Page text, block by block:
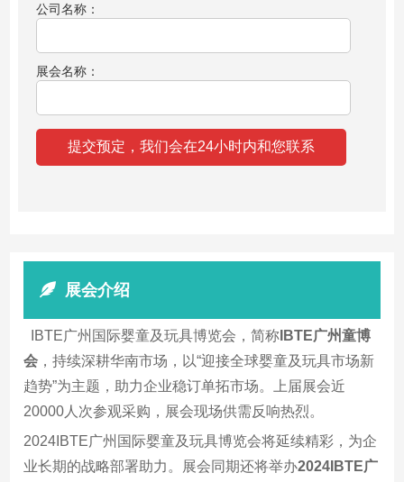
公司名称：
展会名称：
展会介绍
IBTE广州国际婴童及玩具博览会，简称 IBTE广州童博
会 ，持续深耕华南市场，以“迎接全球婴童及玩具市场新
趋势”为主题，助力企业稳订单拓市场。上届展会近
20000人次参观采购，展会现场供需反响热烈。
2024IBTE广州国际婴童及玩具博览会将延续精彩，为企
业长期的战略部署助力。展会同期还将举办2024IBTE广